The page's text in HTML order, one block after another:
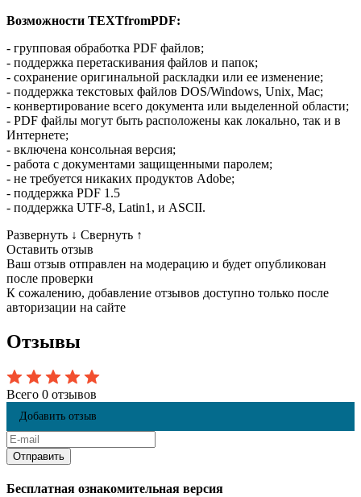
Возможности TEXTfromPDF:
- групповая обработка PDF файлов;
- поддержка перетаскивания файлов и папок;
- сохранение оригинальной раскладки или ее изменение;
- поддержка текстовых файлов DOS/Windows, Unix, Mac;
- конвертирование всего документа или выделенной области;
- PDF файлы могут быть расположены как локально, так и в
Интернете;
- включена консольная версия;
- работа с документами защищенными паролем;
- не требуется никаких продуктов Adobe;
- поддержка PDF 1.5
- поддержка UTF-8, Latin1, и ASCII.
Развернуть ↓ Свернуть ↑
Оставить отзыв
Ваш отзыв отправлен на модерацию и будет опубликован
после проверки
К сожалению, добавление отзывов доступно только после
авторизации на сайте
Отзывы
Всего 0 отзывов
Добавить отзыв
Бесплатная ознакомительная версия